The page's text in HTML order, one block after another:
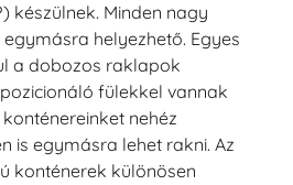
készülnek. Minden nagy
helyezhető. Egyes
a dobozos raklapok
fülekkel vannak
nehéz
is egymásra lehet rakni. Az
konténerek különösen